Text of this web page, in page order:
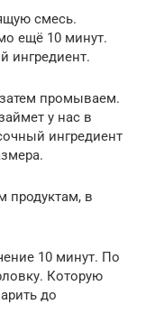
смесь.
ещё 10 минут.
ингредиент.
промываем.
у нас в
ингредиент
продуктам, в
10 минут. По
Которую
до